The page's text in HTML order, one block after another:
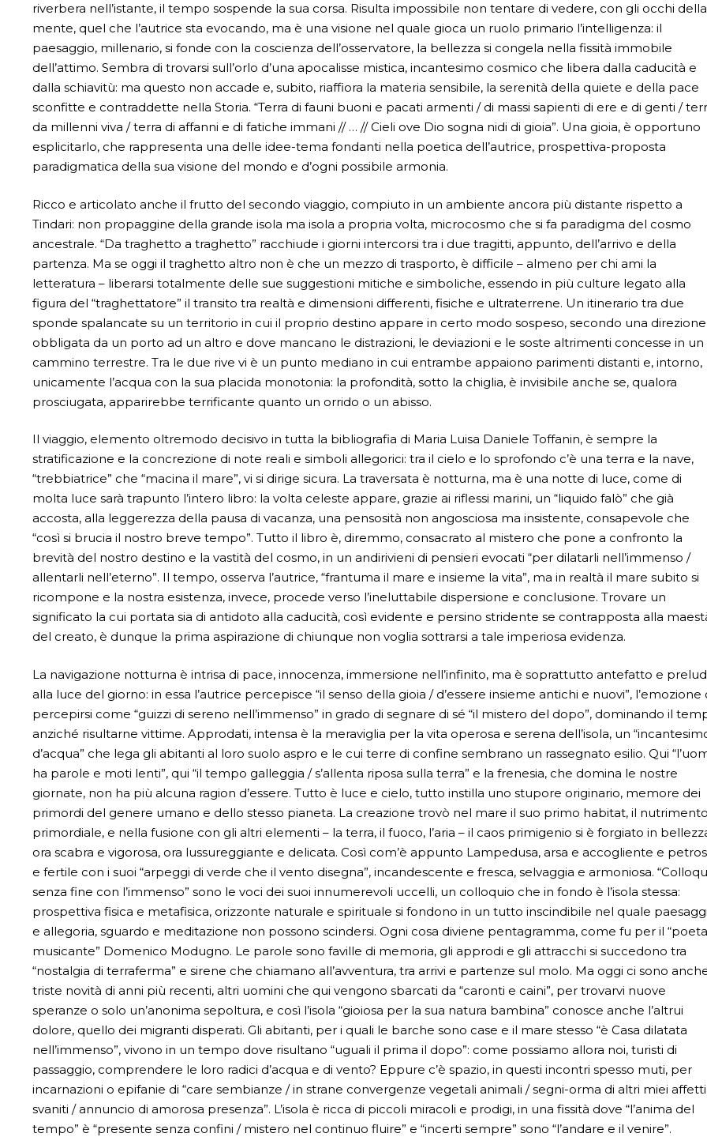
riverbera nell’istante, il tempo sospende la sua corsa. Risulta impossibile non tentare di vedere, con gli occhi della
mente, quel che l’autrice sta evocando, ma è una visione nel quale gioca un ruolo primario l’intelligenza: il
paesaggio, millenario, si fonde con la coscienza dell’osservatore, la bellezza si congela nella fissità immobile
dell’attimo. Sembra di trovarsi sull’orlo d’una apocalisse mistica, incantesimo cosmico che libera dalla caducità e
dalla schiavitù: ma questo non accade e, subito, riaffiora la materia sensibile, la serenità della quiete e della pace
sconfitte e contraddette nella Storia. “Terra di fauni buoni e pacati armenti / di massi sapienti di ere e di genti /
da millenni viva / terra di affanni e di fatiche immani // … // Cieli ove Dio sogna nidi di gioia”. Una gioia, è opportuno
esplicitarlo, che rappresenta una delle idee-tema fondanti nella poetica dell’autrice, prospettiva-proposta
paradigmatica della sua visione del mondo e d’ogni possibile armonia.
Ricco e articolato anche il frutto del secondo viaggio, compiuto in un ambiente ancora più distante rispetto a
Tindari: non propaggine della grande isola ma isola a propria volta, microcosmo che si fa paradigma del cosmo
ancestrale. “Da traghetto a traghetto” racchiude i giorni intercorsi tra i due tragitti, appunto, dell’arrivo e della
partenza. Ma se oggi il traghetto altro non è che un mezzo di trasporto, è difficile – almeno per chi ami la
letteratura – liberarsi totalmente delle sue suggestioni mitiche e simboliche, essendo in più culture legato alla
figura del “traghettatore” il transito tra realtà e dimensioni differenti, fisiche e ultraterrene. Un itinerario tra due
sponde spalancate su un territorio in cui il proprio destino appare in certo modo sospeso, secondo una direzione
obbligata da un porto ad un altro e dove mancano le distrazioni, le deviazioni e le soste altrimenti concesse in un
cammino terrestre. Tra le due rive vi è un punto mediano in cui entrambe appaiono parimenti distanti e, intorno,
unicamente l’acqua con la sua placida monotonia: la profondità, sotto la chiglia, è invisibile anche se, qualora
prosciugata, apparirebbe terrificante quanto un orrido o un abisso.
Il viaggio, elemento oltremodo decisivo in tutta la bibliografia di Maria Luisa Daniele Toffanin, è sempre la
stratificazione e la concrezione di note reali e simboli allegorici: tra il cielo e lo sprofondo c’è una terra e la nave,
“trebbiatrice” che “macina il mare”, vi si dirige sicura. La traversata è notturna, ma è una notte di luce, come di
molta luce sarà trapunto l’intero libro: la volta celeste appare, grazie ai riflessi marini, un “liquido falò” che già
accosta, alla leggerezza della pausa di vacanza, una pensosità non angosciosa ma insistente, consapevole che
“così si brucia il nostro breve tempo”. Tutto il libro è, diremmo, consacrato al mistero che pone a confronto la
brevità del nostro destino e la vastità del cosmo, in un andirivieni di pensieri evocati “per dilatarli nell’immenso /
allentarli nell’eterno”. Il tempo, osserva l’autrice, “frantuma il mare e insieme la vita”, ma in realtà il mare subito si
ricompone e la nostra esistenza, invece, procede verso l’ineluttabile dispersione e conclusione. Trovare un
significato la cui portata sia di antidoto alla caducità, così evidente e persino stridente se contrapposta alla
del creato, è dunque la prima aspirazione di chiunque non voglia sottrarsi a tale imperiosa evidenza.
La navigazione notturna è intrisa di pace, innocenza, immersione nell’infinito, ma è soprattutto antefatto e
alla luce del giorno: in essa l’autrice percepisce “il senso della gioia / d’essere insieme antichi e nuovi”, l’emozione
percepirsi come “guizzi di sereno nell’immenso” in grado di segnare di sé “il mistero del dopo”, dominando il
anziché risultarne vittime. Approdati, intensa è la meraviglia per la vita operosa e serena dell’isola, un
d’acqua” che lega gli abitanti al loro suolo aspro e le cui terre di confine sembrano un rassegnato esilio. Qui
ha parole e moti lenti”, qui “il tempo galleggia / s’allenta riposa sulla terra” e la frenesia, che domina le nostre
giornate, non ha più alcuna ragion d’essere. Tutto è luce e cielo, tutto instilla uno stupore originario, memore dei
primordi del genere umano e dello stesso pianeta. La creazione trovò nel mare il suo primo habitat, il nutrimento
primordiale, e nella fusione con gli altri elementi – la terra, il fuoco, l’aria – il caos primigenio si è forgiato in
ora scabra e vigorosa, ora lussureggiante e delicata. Così com’è appunto Lampedusa, arsa e accogliente e
e fertile con i suoi “arpeggi di verde che il vento disegna”, incandescente e fresca, selvaggia e armoniosa.
senza fine con l’immenso” sono le voci dei suoi innumerevoli uccelli, un colloquio che in fondo è l’isola stessa:
prospettiva fisica e metafisica, orizzonte naturale e spirituale si fondono in un tutto inscindibile nel quale
e allegoria, sguardo e meditazione non possono scindersi. Ogni cosa diviene pentagramma, come fu per il “poeta
musicante” Domenico Modugno. Le parole sono faville di memoria, gli approdi e gli attracchi si succedono tra
“nostalgia di terraferma” e sirene che chiamano all’avventura, tra arrivi e partenze sul molo. Ma oggi ci sono
triste novità di anni più recenti, altri uomini che qui vengono sbarcati da “caronti e caini”, per trovarvi nuove
speranze o solo un’anonima sepoltura, e così l’isola “gioiosa per la sua natura bambina” conosce anche l’altrui
dolore, quello dei migranti disperati. Gli abitanti, per i quali le barche sono case e il mare stesso “è Casa dilatata
nell’immenso”, vivono in un tempo dove risultano “uguali il prima il dopo”: come possiamo allora noi, turisti di
passaggio, comprendere le loro radici d’acqua e di vento? Eppure c’è spazio, in questi incontri spesso muti, per
incarnazioni o epifanie di “care sembianze / in strane convergenze vegetali animali / segni-orma di altri miei affetti
svaniti / annuncio di amorosa presenza”. L’isola è ricca di piccoli miracoli e prodigi, in una fissità dove “l’anima del
tempo” è “presente senza confini / mistero nel continuo fluire” e “incerti sempre” sono “l’andare e il venire”.